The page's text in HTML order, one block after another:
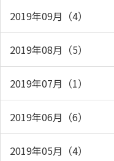
2019年09月（4）
2019年08月（5）
2019年07月（1）
2019年06月（6）
2019年05月（4）